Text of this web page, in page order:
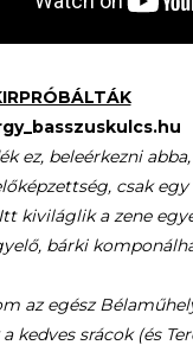
ez, beleérkezni
csak
kiviláglik a zene
bárki
az egész
kedves srácok (és